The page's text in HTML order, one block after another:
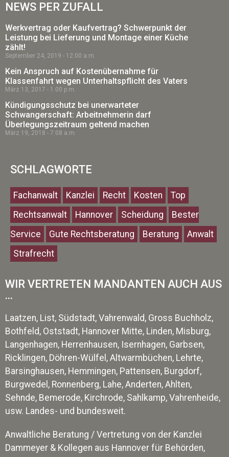
NEWS PER ZUFALL
Werkvertrag oder Kaufvertrag? Schwerpunkt der
Leistung bei Lieferung und Montage einer Küche
zählt!
September 24, 2019 12:00 a.m.
Kein Anspruch auf Kostenübernahme für
Klassenfahrt wegen Unterhaltspflicht des Vaters
März 13, 2017 1:00 p.m.
Kündigungsschutz bei unerwarteter
Schwangerschaft: Arbeitnehmerin darf
Überlegungszeitraum geltend machen
März 19, 2018 7:08 a.m.
SCHLAGWORTE
Fachanwalt Kanzlei Recht Kosten
Top
Rechtsanwalt
Hannover Scheidung
Bester
Service
Gute Rechtsberatung Beratung
Anwalt
Strafrecht
WIR VERTRETEN MANDANTEN AUCH AUS
...
Laatzen, List, Südstadt, Vahrenwald, Gross Buchholz,
Bothfeld, Oststadt, Hannover Mitte, Linden, Misburg,
Langenhagen, Herrenhausen, Isernhagen, Garbsen,
Ricklingen, Döhren-Wülfel, Altwarmbüchen, Lehrte,
Barsinghausen, Hemmingen, Pattensen, Burgdorf,
Burgwedel, Ronnenberg, Lahe, Anderten, Ahlten,
Sehnde, Bemerode, Kirchrode, Sahlkamp, Vahrenheide,
usw. Landes- und bundesweit.
Anwaltliche Beratung / Vertretung von der Kanzlei
Dammeyer & Kollegen aus Hannover für Behörden,